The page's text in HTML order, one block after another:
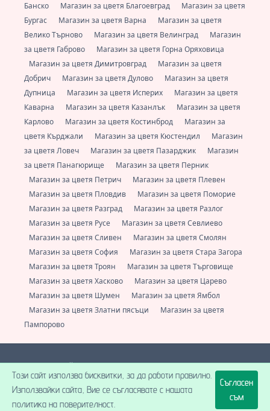
Този сайт използва бисквитки, за да работи правилно.
Използвайки сайта, Вие се съгласявате с нашата
политика на поверителност.
Съгласен
съм
Банско
Магазин за цветя Благоевград
Магазин за цветя
Бургас
Магазин за цветя Варна
Магазин за цветя
Велико Търново
Магазин за цветя Велинград
Магазин
за цветя Габрово
Магазин за цветя Горна Оряховица
Магазин за цветя Димитровград
Магазин за цветя
Добрич
Магазин за цветя Дулово
Магазин за цветя
Дупница
Магазин за цветя Исперих
Магазин за цветя
Каварна
Магазин за цветя Казанлък
Магазин за цветя
Карлово
Магазин за цветя Костинброд
Магазин за
цветя Кърджали
Магазин за цветя Кюстендил
Магазин
за цветя Ловеч
Магазин за цветя Пазарджик
Магазин
за цветя Панагюрище
Магазин за цветя Перник
Магазин за цветя Петрич
Магазин за цветя Плевен
Магазин за цветя Пловдив
Магазин за цветя Поморие
Магазин за цветя Разград
Магазин за цветя Разлог
Магазин за цветя Русе
Магазин за цветя Севлиево
Магазин за цветя Сливен
Магазин за цветя Смолян
Магазин за цветя София
Магазин за цветя Стара Загора
Магазин за цветя Троян
Магазин за цветя Търговище
Магазин за цветя Хасково
Магазин за цветя Царево
Магазин за цветя Шумен
Магазин за цветя Ямбол
Магазин за цветя Златни пясъци
Магазин за цветя
Пампорово
Е-цвете - Онлайн магазин за доставка на цветя за цяла България.
Винаги свежи цветя от локални флористи. +359 (0) 877 112 600
support@e-cvete.com
НетПартнерс
ООД ® 2026 A posse ad esse.